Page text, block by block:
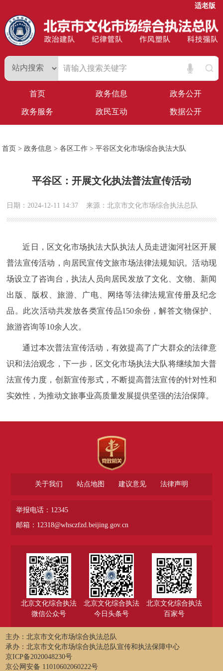
适老版
首页 政务信息 政务公开
政务服务 政民互动 数据公开
首页 >政务信息 >各区工作 >平谷区文化市场综合执法大队
平谷区：开展文化执法普法宣传活动
日期：2024-12-11 14:37 来源：北京市文化市场综合执法总队
近日，区文化市场执法大队执法人员走进洳河社区开展
普法宣传活动，向居民宣传文旅市场法律法规知识。活动现
场设立了咨询台，执法人员向居民发放了文化、文物、新闻
出版、版权、旅游、广电、网络等法律法规宣传册及纪念
品。此次活动共发放各类宣传品150余份，解答文物保护、
旅游咨询等10余人次。
通过本次普法宣传活动，有效提高了广大群众的法律意
识和法治观念，下一步，区文化市场执法大队将继续加大普
法宣传力度，创新宣传形式，不断提高普法宣传的针对性和
实效性，为推动文旅事业高质量发展提供坚强的法治保障。
关于我们 站点地图 建议意见 法律声明
举报电话：12345
邮箱：12318@whsczfzd.beijing.gov.cn
北京文化综合执法
微信公众号
北京文化综合执法
今日头条号
北京文化综合执法
百家号
主办：北京市文化市场综合执法总队
承办：北京市文化市场综合执法总队宣传和执法保障中心
京ICP备2020048230号
京公网安备 11010602060222号